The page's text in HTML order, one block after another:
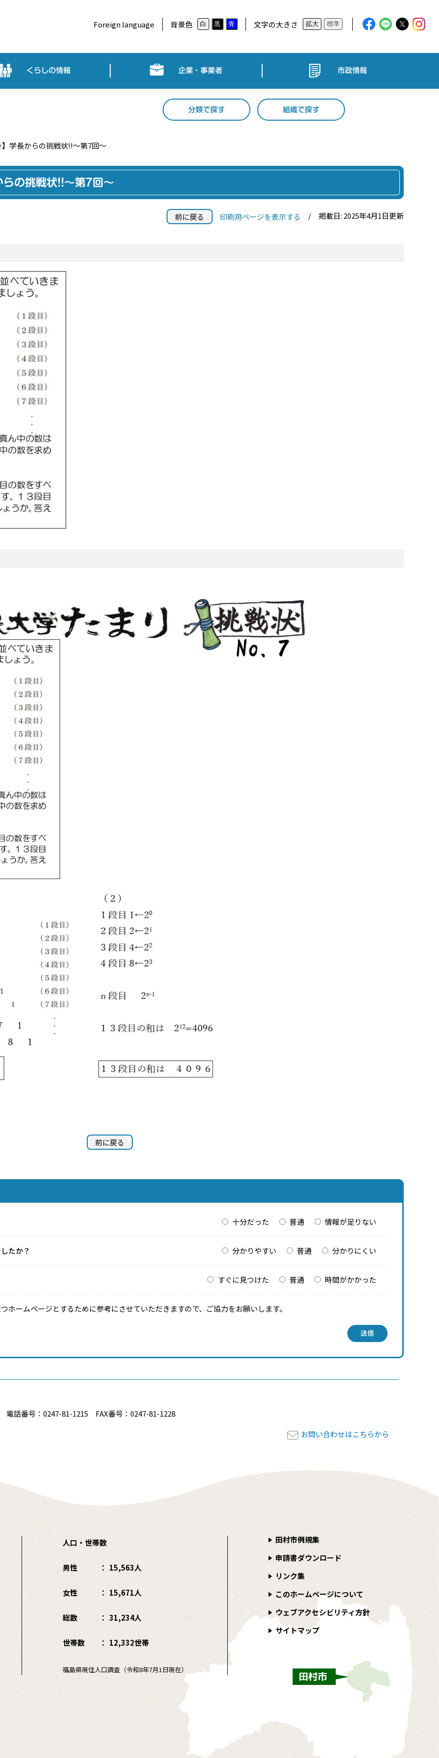
Foreign language 背景色 白 黒 青 文字の大きさ 拡大 標準
くらしの情報 企業・事業者 市政情報
分類で探す 組織で探す
学長からの挑戦状!!～第7回～
の挑戦状!!～第7回～
前に戻る 印刷用ページを表示する 掲載日: 2025年4月1日更新
前に戻る
十分だった 普通 情報が足りない
たか？ 分かりやすい 普通 分かりにくい
すぐに見つけた 普通 時間がかかった
ームページとするために参考にさせていただきますので、ご協力をお願いします。
送信
電話番号：0247-81-1215 FAX番号：0247-81-1228
お問い合わせはこちらから
人口・世帯数
男性 15,563人
女性 15,671人
総数 31,234人
世帯数 12,332世帯
福島県現住人口調査（令和8年7月1日現在）
田村市例規集
申請書ダウンロード
リンク集
このホームページについて
ウェブアクセシビリティ方針
サイトマップ